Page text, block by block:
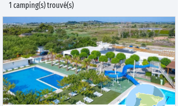
1 camping(s) trouvé(s)